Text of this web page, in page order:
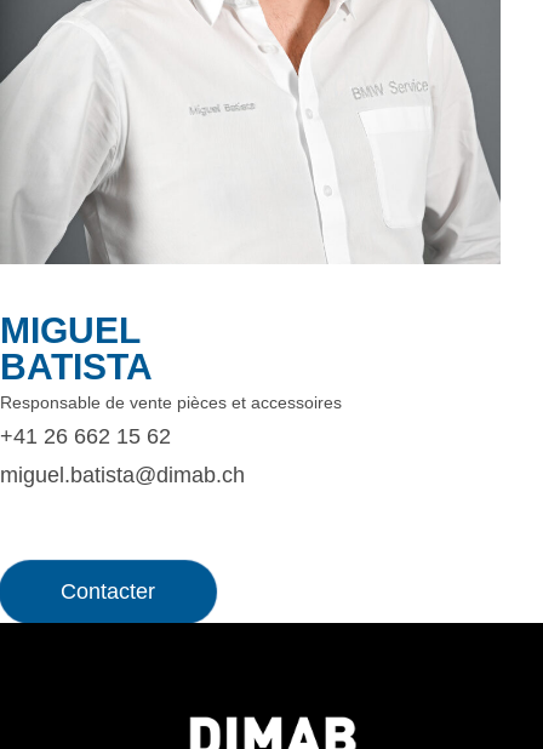
MIGUEL
BATISTA
Responsable de vente pièces et accessoires
+41 26 662 15 62
miguel.batista@dimab.ch
Contacter